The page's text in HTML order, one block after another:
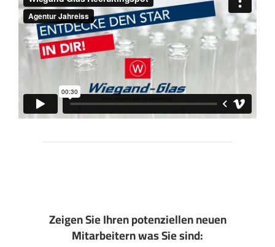
Zeigen Sie Ihren potenziellen neuen
Mitarbeitern was Sie sind: